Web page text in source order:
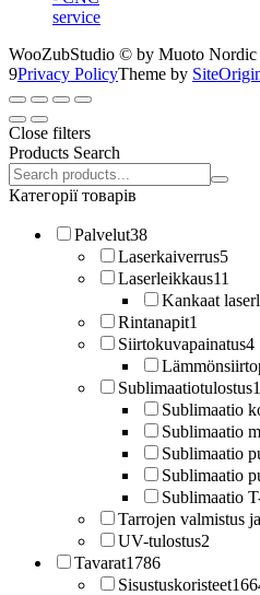
service
WooZubStudio © by Muoto Nordic
9Privacy PolicyTheme by
Close filters
Products Search
Search
products:
Категорії товарів
Palvelut38
Laserkaiverrus5
Laserleikkaus11
Kankaat
Rintanapit1
Siirtokuvapainatus4
Sublimaatiotulostus
Sublimaatio
Sublimaatio
Sublimaatio
Sublimaatio
Sublimaatio
Tarrojen valmistus
UV-tulostus2
Tavarat1786
Sisustuskoristeet